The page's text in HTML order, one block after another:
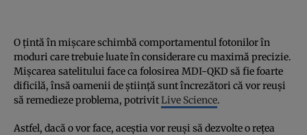
O țintă în mișcare schimbă comportamentul fotonilor în
moduri care trebuie luate în considerare cu maximă precizie.
Mișcarea satelitului face ca folosirea MDI-QKD să fie foarte
dificilă, însă oamenii de știință sunt încrezători că vor reuși
să remedieze problema, potrivitLive Science.
Astfel, dacă o vor face, aceștia vor reuși să dezvolte o rețea